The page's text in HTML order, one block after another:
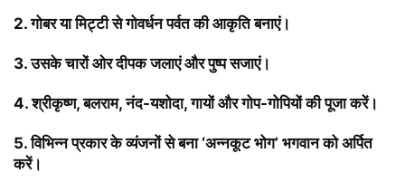
2. गोबर या मिट्टी से गोवर्धन पर्वत की आकृति बनाएं।
3. उसके चारों ओर दीपक जलाएं और पुष्प सजाएं।
4. श्रीकृष्ण, बलराम, नंद-यशोदा, गायों और गोप-गोपियों की पूजा करें।
5. विभिन्न प्रकार के व्यंजनों से बना ‘अन्नकूट भोग’ भगवान को अर्पित
करें।